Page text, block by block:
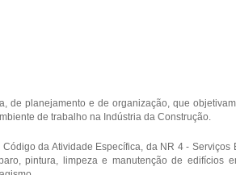
de planejamento e de organização, que
de trabalho na Indústria da Construção.
da Atividade Específica, da NR 4 -
pintura, limpeza e manutenção de edifícios